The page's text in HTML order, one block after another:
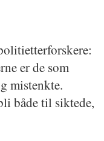
er de som
mistenkte.
både til siktede,